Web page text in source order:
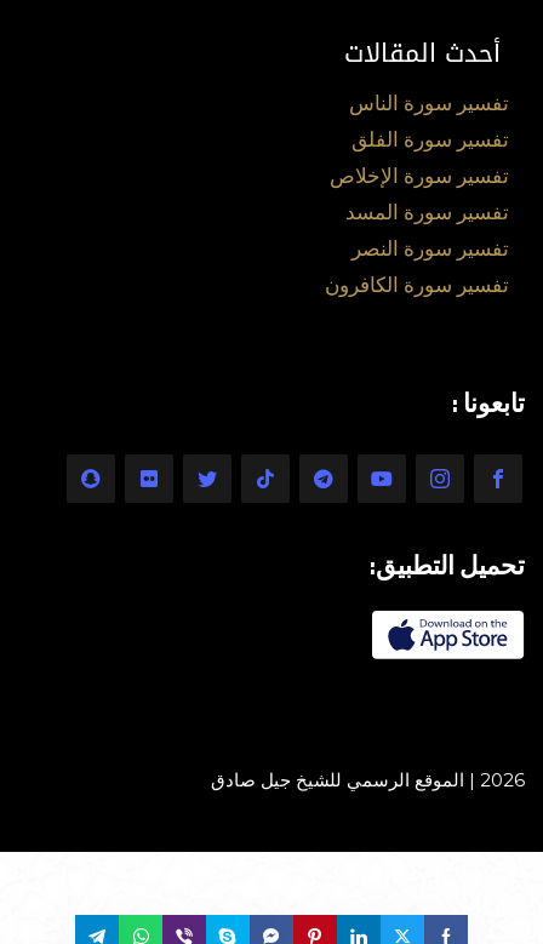
أحدث المقالات
تفسير سورة الناس
تفسير سورة الفلق
تفسير سورة الإخلاص
تفسير سورة المسد
تفسير سورة النصر
تفسير سورة الكافرون
تابعونا :
تحميل التطبيق:
2026 | الموقع الرسمي للشيخ جيل صادق